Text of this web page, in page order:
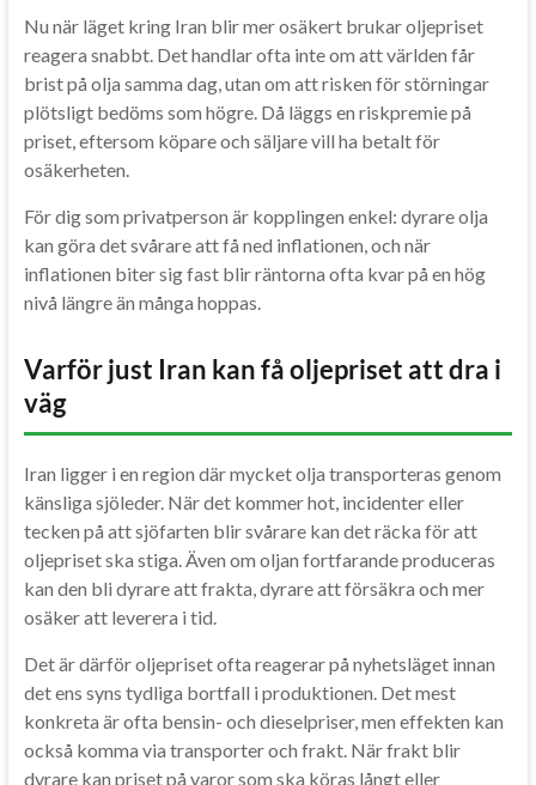
Nu när läget kring Iran blir mer osäkert brukar oljepriset
reagera snabbt. Det handlar ofta inte om att världen får
brist på olja samma dag, utan om att risken för störningar
plötsligt bedöms som högre. Då läggs en riskpremie på
priset, eftersom köpare och säljare vill ha betalt för
osäkerheten.
För dig som privatperson är kopplingen enkel: dyrare olja
kan göra det svårare att få ned inflationen, och när
inflationen biter sig fast blir räntorna ofta kvar på en hög
nivå längre än många hoppas.
Varför just Iran kan få oljepriset att dra i
väg
Iran ligger i en region där mycket olja transporteras genom
känsliga sjöleder. När det kommer hot, incidenter eller
tecken på att sjöfarten blir svårare kan det räcka för att
oljepriset ska stiga. Även om oljan fortfarande produceras
kan den bli dyrare att frakta, dyrare att försäkra och mer
osäker att leverera i tid.
Det är därför oljepriset ofta reagerar på nyhetsläget innan
det ens syns tydliga bortfall i produktionen. Det mest
konkreta är ofta bensin- och dieselpriser, men effekten kan
också komma via transporter och frakt. När frakt blir
dyrare kan priset på varor som ska köras långt eller